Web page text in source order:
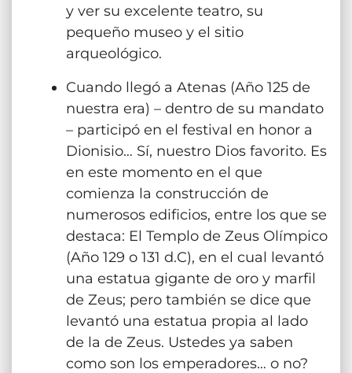
y ver su excelente teatro, su
pequeño museo y el sitio
arqueológico.
Cuando llegó a Atenas (Año 125 de
nuestra era) – dentro de su mandato
– participó en el festival en honor a
Dionisio… Sí, nuestro Dios favorito. Es
en este momento en el que
comienza la construcción de
numerosos edificios, entre los que se
destaca: El Templo de Zeus Olímpico
(Año 129 o 131 d.C), en el cual levantó
una estatua gigante de oro y marfil
de Zeus; pero también se dice que
levantó una estatua propia al lado
de la de Zeus. Ustedes ya saben
como son los emperadores… o no?